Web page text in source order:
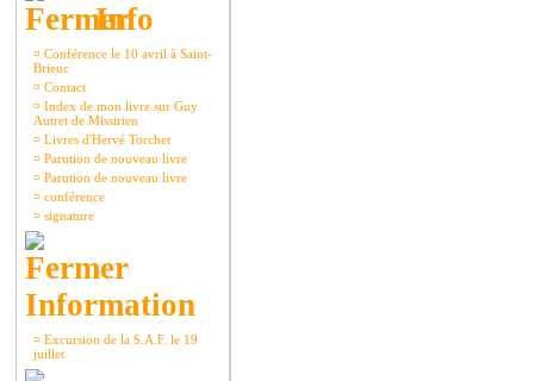
Info
¤ Conférence le 10 avril à Saint-
Brieuc
¤ Contact
¤ Index de mon livre sur Guy
Autret de Missirien
¤ Livres d'Hervé Torchet
¤ Parution de nouveau livre
¤ Parution de nouveau livre
¤ conférence
¤ signature
Information
¤ Excursion de la S.A.F. le 19
juillet